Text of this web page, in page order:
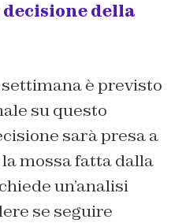
della
è previsto
su questo
sarà presa a
mossa fatta dalla
un’analisi
se seguire